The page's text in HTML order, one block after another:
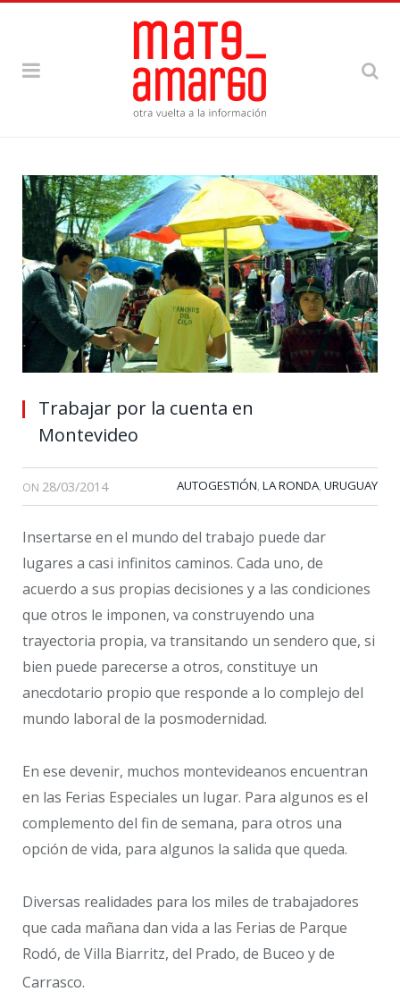
Trabajar por la cuenta en
Montevideo
ON 28/03/2014 AUTOGESTIÓN, LA RONDA, URUGUAY
Insertarse en el mundo del trabajo puede dar
lugares a casi infinitos caminos. Cada uno, de
acuerdo a sus propias decisiones y a las condiciones
que otros le imponen, va construyendo una
trayectoria propia, va transitando un sendero que, si
bien puede parecerse a otros, constituye un
anecdotario propio que responde a lo complejo del
mundo laboral de la posmodernidad.
En ese devenir, muchos montevideanos encuentran
en las Ferias Especiales un lugar. Para algunos es el
complemento del fin de semana, para otros una
opción de vida, para algunos la salida que queda.
Diversas realidades para los miles de trabajadores
que cada mañana dan vida a las Ferias de Parque
Rodó, de Villa Biarritz, del Prado, de Buceo y de
Carrasco.